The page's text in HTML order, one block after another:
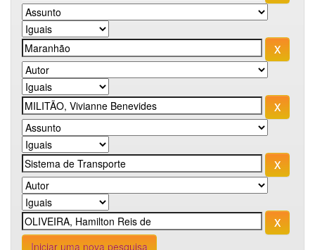
Iniciar uma nova pesquisa